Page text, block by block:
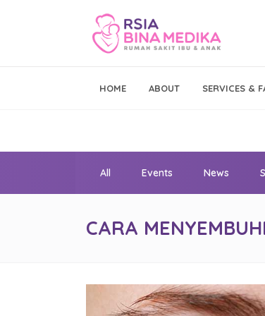
HOME ABOUT SERVICES &
All Events News
CARA